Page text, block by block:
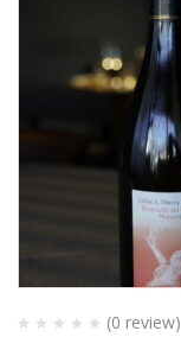
(0 review)